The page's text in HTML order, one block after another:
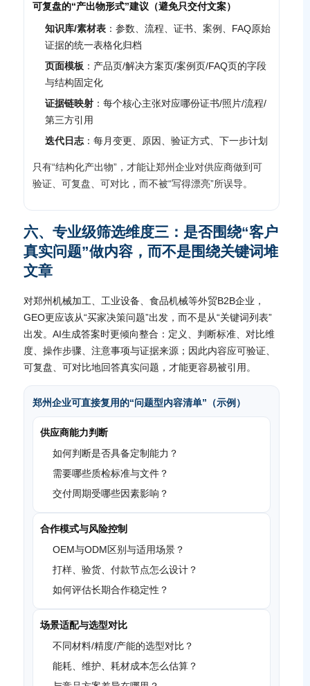
可复盘的“产出物形式”建议（避免只交付文案）
知识库/素材表 ：参数、流程、证书、案例、FAQ原始
证据的统一表格化归档
页面模板 ：产品页/解决方案页/案例页/FAQ页的字段
与结构固定化
证据链映射 ：每个核心主张对应哪份证书/照片/流程/
第三方引用
迭代日志 ：每月变更、原因、验证方式、下一步计划
只有“结构化产出物”，才能让郑州企业对供应商做到可
验证、可复盘、可对比，而不被“写得漂亮”所误导。
六、专业级筛选维度三：是否围绕“客户
真实问题”做内容，而不是围绕关键词堆
文章
对郑州机械加工、工业设备、食品机械等外贸B2B企业，
GEO更应该从“买家决策问题”出发，而不是从“关键词列表”
出发。AI生成答案时更倾向整合：定义、判断标准、对比维
度、操作步骤、注意事项与证据来源；因此内容应可验证、
可复盘、可对比地回答真实问题，才能更容易被引用。
郑州企业可直接复用的“问题型内容清单”（示例）
供应商能力判断
如何判断是否具备定制能力？
需要哪些质检标准与文件？
交付周期受哪些因素影响？
合作模式与风险控制
OEM与ODM区别与适用场景？
打样、验货、付款节点怎么设计？
如何评估长期合作稳定性？
场景适配与选型对比
不同材料/精度/产能的选型对比？
能耗、维护、耗材成本怎么估算？